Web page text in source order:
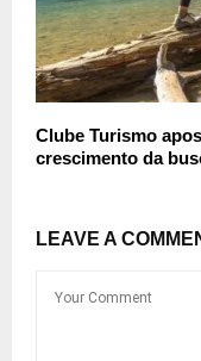
Clube Turismo
crescimento da
LEAVE A